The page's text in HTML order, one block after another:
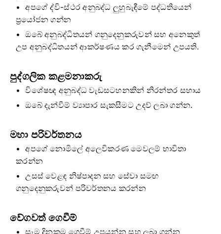
අපගේ ද්වි-ස්ථර අනුබද්ධ ලුහුබැඳීමේ පද්ධතියෙන්
ප්‍රයෝජන ගන්න
ඔබේ අනුබද්ධිතයන් ගනුදෙනුකරුවන් සහ අනෙකුත්
උප අනුබද්ධිතයන් ආකර්ෂණය කර ගැනීමෙන් උපයති.
පුද්ගලික කළමනාකරු
විශේෂඥ අනුබද්ධ වැඩසටහනකින් නිරන්තර සහාය
ඔබේ දැන්වීම් ව්‍යාපාර සැකසීමට උදව් ලබා ගන්න.
මහා පරිවර්තනය
අපගේ නොමිලේ අලෙවිකරණ මෙවලම් භාවිතා
කරන්න
උසස් වෙළඳ නිෂ්පාදන සහ සේවා සමඟ
ගනුදෙනුකරුවන් පරිවර්තනය කරන්න
වේගවත් ගෙවීම්
සෑම දිනකම ගෙවීම් උපයන්න සහ ලබා ගන්න